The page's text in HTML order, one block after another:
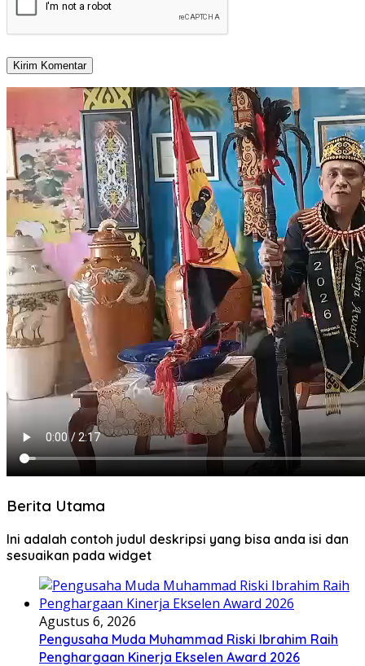
Berita Utama
Ini adalah contoh judul deskripsi yang bisa anda isi dan
sesuaikan pada widget
Agustus 6, 2026
Pengusaha Muda Muhammad Riski Ibrahim Raih
Penghargaan Kinerja Ekselen Award 2026